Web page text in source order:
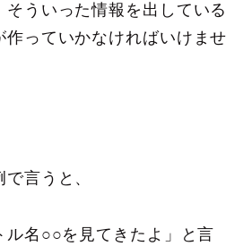
ういった情報を出している
作っていかなければいけませ
言うと、
ル名○○を見てきたよ」と言